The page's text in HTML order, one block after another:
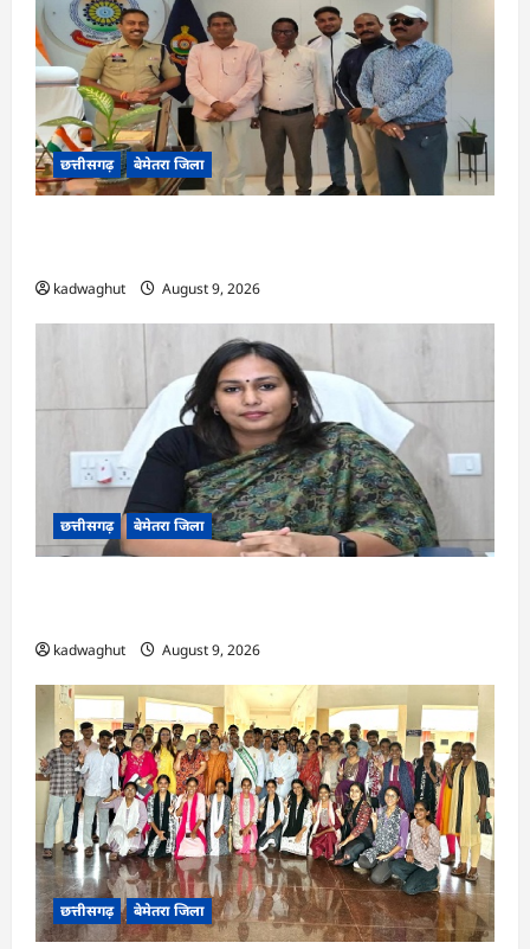
छत्तीसगढ़ बेमेतरा जिला
kadwaghut August 9, 2026
छत्तीसगढ़ बेमेतरा जिला
kadwaghut August 9, 2026
छत्तीसगढ़ बेमेतरा जिला